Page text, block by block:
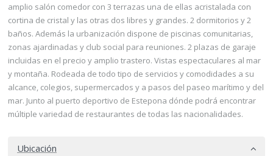
amplio salón comedor con 3 terrazas una de ellas acristalada con
cortina de cristal y las otras dos libres y grandes. 2 dormitorios y 2
baños. Además la urbanización dispone de piscinas comunitarias,
zonas ajardinadas y club social para reuniones. 2 plazas de garaje
incluidas en el precio y amplio trastero. Vistas espectaculares al mar
y montaña. Rodeada de todo tipo de servicios y comodidades a su
alcance, colegios, supermercados y a pasos del paseo marítimo y del
mar. Junto al puerto deportivo de Estepona dónde podrá encontrar
múltiple variedad de restaurantes de todas las nacionalidades.
Ubicación